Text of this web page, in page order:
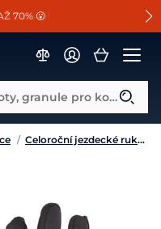
Cassini!
70% 😮
sedlům ZDARMA 🐴
Co hledáte? Např. jezdecké boty, granule pro koně...
/ Celoroční jezdecké rukavice